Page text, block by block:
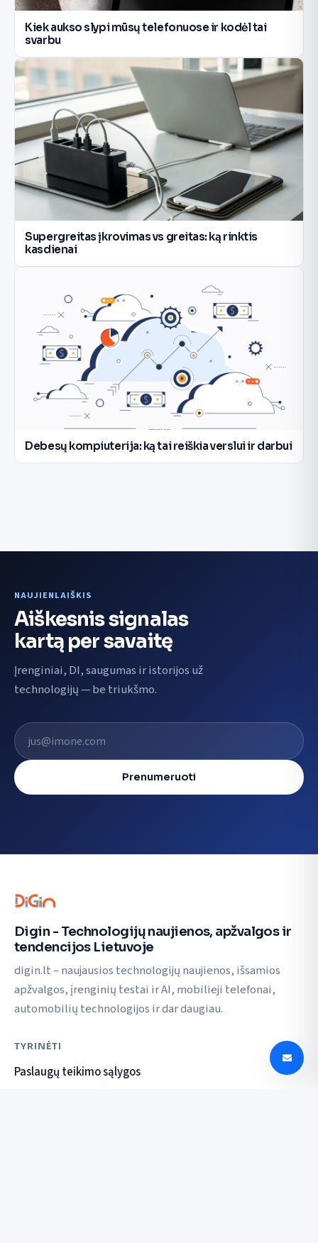
Kiek aukso slypi mūsų telefonuose ir kodėl tai
svarbu
Supergreitas įkrovimas vs greitas: ką rinktis
kasdienai
Debesų kompiuterija: ką tai reiškia verslui ir darbui
NAUJIENLAIŠKIS
Aiškesnis signalas
kartą per savaitę
Įrenginiai, DI, saugumas ir istorijos už
technologijų — be triukšmo.
El. pašto adresas
Prenumeruoti
Digin - Technologijų naujienos, apžvalgos ir
tendencijos Lietuvoje
digin.lt – naujausios technologijų naujienos, išsamios
apžvalgos, įrenginių testai ir AI, mobilieji telefonai,
automobilių technologijos ir dar daugiau.
TYRINĖTI
Paslaugų teikimo sąlygos